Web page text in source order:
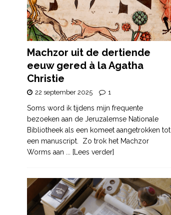
Machzor uit de dertiende
eeuw gered à la Agatha
Christie
22 september 2025 1
Soms word ik tijdens mijn frequente
bezoeken aan de Jeruzalemse Nationale
Bibliotheek als een komeet aangetrokken tot
een manuscript. Zo trok het Machzor
Worms aan ... [Lees verder]